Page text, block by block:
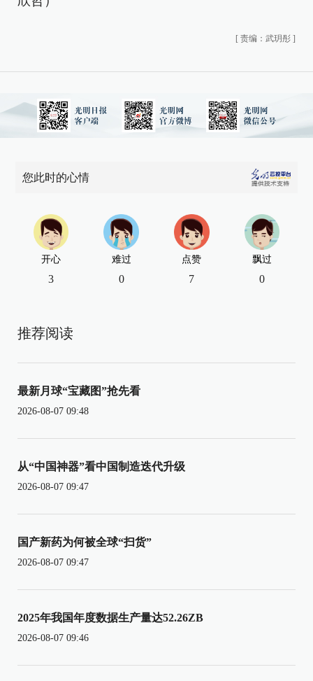
[ 责编：武玥彤 ]
您此时的心情
开心
3
难过
0
点赞
7
飘过
0
推荐阅读
最新月球“宝藏图”抢先看
2026-08-07 09:48
从“中国神器”看中国制造迭代升级
2026-08-07 09:47
国产新药为何被全球“扫货”
2026-08-07 09:47
2025年我国年度数据生产量达52.26ZB
2026-08-07 09:46